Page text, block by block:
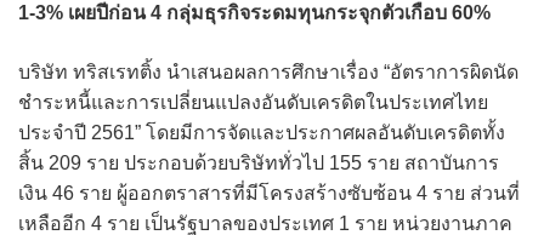
1-3% เผยปีก่อน 4 กลุ่มธุรกิจระดมทุนกระจุกตัวเกือบ 60%
บริษัท ทริสเรทติ้ง นำเสนอผลการศึกษาเรื่อง “อัตราการผิดนัด
ชำระหนี้และการเปลี่ยนแปลงอันดับเครดิตในประเทศไทย
ประจำปี 2561” โดยมีการจัดและประกาศผลอันดับเครดิตทั้ง
สิ้น 209 ราย ประกอบด้วยบริษัททั่วไป 155 ราย สถาบันการ
เงิน 46 ราย ผู้ออกตราสารที่มีโครงสร้างซับซ้อน 4 ราย ส่วนที่
เหลืออีก 4 ราย เป็นรัฐบาลของประเทศ 1 ราย หน่วยงานภาค